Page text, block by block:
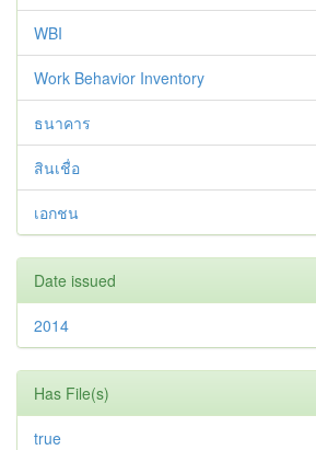
WBI
Work Behavior Inventory
ธนาคาร
สินเชื่อ
เอกชน
Date issued
2014
Has File(s)
true